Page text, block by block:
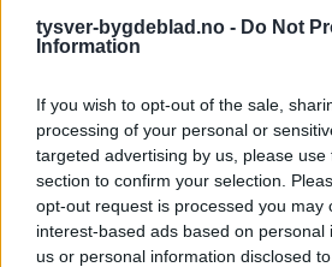
tysver-bygdeblad.no - Do Not
Information
If you wish to opt-out of the sale,
processing of your personal or
targeted advertising by us, please
section to confirm your selection.
opt-out request is processed you may
interest-based ads based on personal
us or personal information disclosed
Logg inn
Bli abonnent
Nyhende
Mest lest siste syv dager